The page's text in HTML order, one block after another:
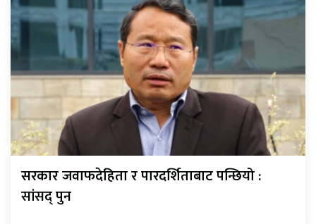
सरकार जवाफदेहिता र पारदर्शिताबाट पन्छियो :
सांसद् पुन